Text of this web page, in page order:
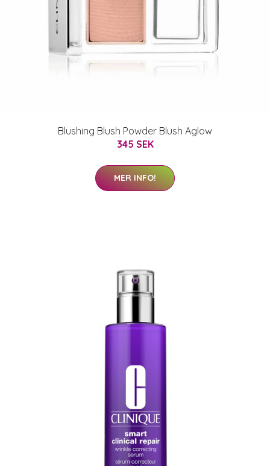
Blushing Blush Powder Blush Aglow
345 SEK
MER INFO!